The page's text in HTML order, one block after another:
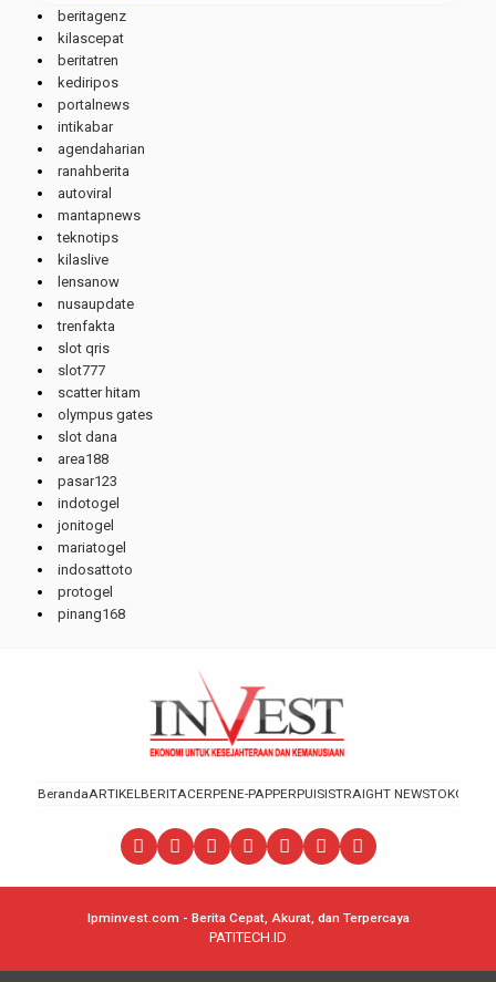
beritagenz
kilascepat
beritatren
kediripos
portalnews
intikabar
agendaharian
ranahberita
autoviral
mantapnews
teknotips
kilaslive
lensanow
nusaupdate
trenfakta
slot qris
slot777
scatter hitam
olympus gates
slot dana
area188
pasar123
indotogel
jonitogel
mariatogel
indosattoto
protogel
pinang168
BerandaARTIKELBERITACERPENE-PAPPERPUISISTRAIGHT NEWSTOKOH
lpminvest.com - Berita Cepat, Akurat, dan Terpercaya
PATITECH.ID